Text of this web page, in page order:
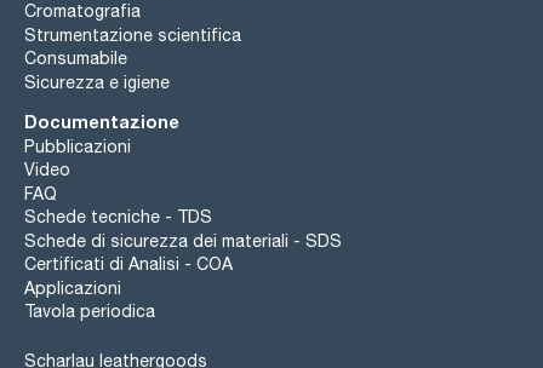
Cromatografia
Strumentazione scientifica
Consumabile
Sicurezza e igiene
Documentazione
Pubblicazioni
Video
FAQ
Schede tecniche - TDS
Schede di sicurezza dei materiali - SDS
Certificati di Analisi - COA
Applicazioni
Tavola periodica
Scharlau leathergoods